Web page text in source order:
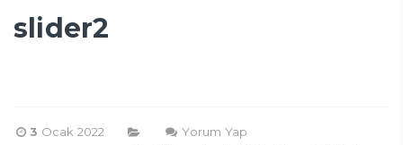
slider2
3 Ocak 2022
Yorum Yap